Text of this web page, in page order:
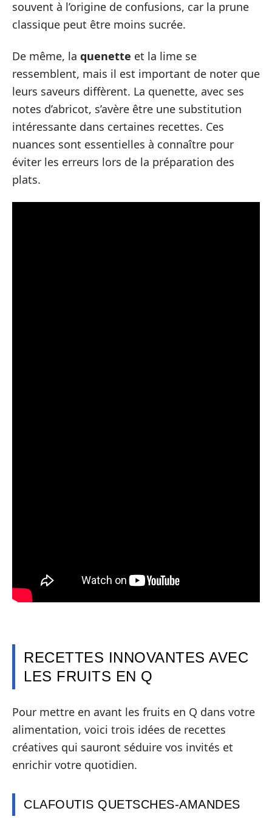
souvent à l’origine de confusions, car la prune
classique peut être moins sucrée.
De même, la quenette et la lime se
ressemblent, mais il est important de noter que
leurs saveurs diffèrent. La quenette, avec ses
notes d’abricot, s’avère être une substitution
intéressante dans certaines recettes. Ces
nuances sont essentielles à connaître pour
éviter les erreurs lors de la préparation des
plats.
RECETTES INNOVANTES AVEC
LES FRUITS EN Q
Pour mettre en avant les fruits en Q dans votre
alimentation, voici trois idées de recettes
créatives qui sauront séduire vos invités et
enrichir votre quotidien.
CLAFOUTIS QUETSCHES-AMANDES